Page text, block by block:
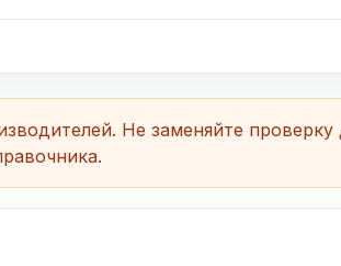
Не заменяйте